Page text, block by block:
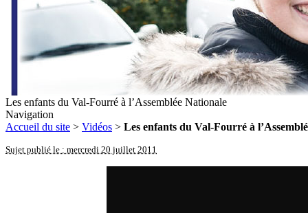
Les enfants du Val-Fourré à l’Assemblée Nationale
Navigation
Accueil du site > Vidéos > Les enfants du Val-Fourré à
Sujet publié le : mercredi 20 juillet 2011